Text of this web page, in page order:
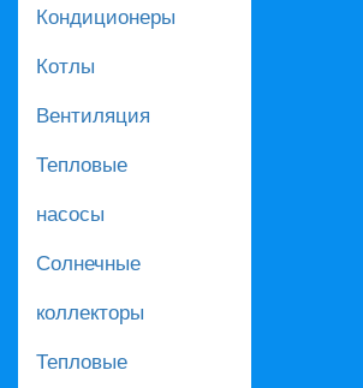
Кондиционеры
Котлы
Вентиляция
Тепловые
насосы
Солнечные
коллекторы
Тепловые